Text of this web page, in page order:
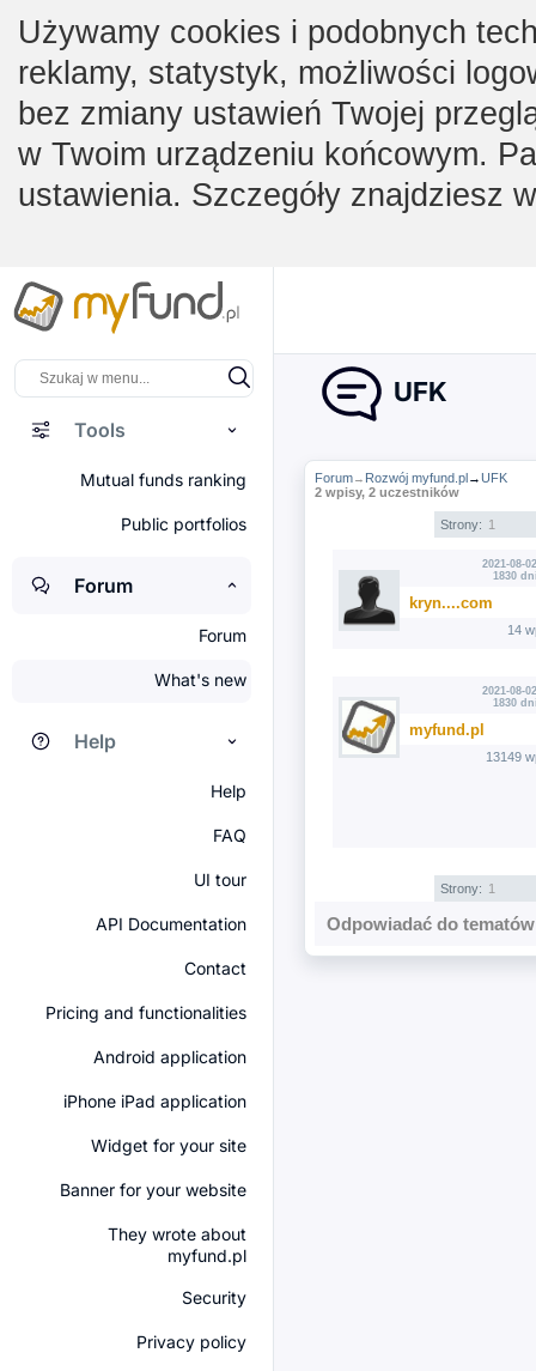
Używamy cookies i podobnych
reklamy, statystyk, możliwości
bez zmiany ustawień Twojej
w Twoim urządzeniu końcowym.
ustawienia. Szczegóły znajdziesz
Tools
Mutual funds ranking
Public portfolios
Forum
Forum
What's new
Help
Help
FAQ
UI tour
API Documentation
Contact
Pricing and functionalities
Android application
iPhone iPad application
Widget for your site
Banner for your website
They wrote about
myfund.pl
Security
Privacy policy
UFK
Forum→ Rozwój myfund.pl→UFK
2 wpisy, 2 uczestników
Strony: 1
2021-08-
1830
kryn....com
14
2021-08-
1830
myfund.pl
13149
Strony: 1
Odpowiadać do